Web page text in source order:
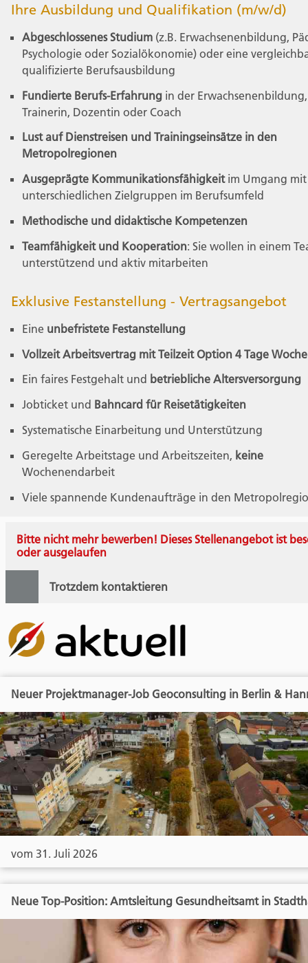
Ihre Ausbildung und Qualifikation (m/w/d)
Abgeschlossenes Studium (z.B. Erwachsenenbildung,
Psychologie oder Sozialökonomie) oder eine
qualifizierte Berufsausbildung
Fundierte Berufs-Erfahrung in der Erwachsenenbildung,
Trainerin, Dozentin oder Coach
Lust auf Dienstreisen und Trainingseinsätze in den
Metropolregionen
Ausgeprägte Kommunikationsfähigkeitim Umgang mit
unterschiedlichen Zielgruppen im Berufsumfeld
Methodische und didaktische Kompetenzen
Teamfähigkeit und Kooperation: Sie wollen in einem
unterstützend und aktiv mitarbeiten
Exklusive Festanstellung - Vertragsangebot
Eine unbefristete Festanstellung
Vollzeit Arbeitsvertrag mit Teilzeit Option 4 Tage Woche
Ein faires Festgehalt und betriebliche Altersversorgung
Jobticket und Bahncard für Reisetätigkeiten
Systematische Einarbeitung und Unterstützung
Geregelte Arbeitstage und Arbeitszeiten, keine
Wochenendarbeit
Viele spannende Kundenaufträge in den
Bitte nicht mehr bewerben! Dieses Stellenangebot ist
oder ausgelaufen
Trotzdem kontaktieren
Neuer Projektmanager-Job Geoconsulting in Berlin &
vom 31. Juli 2026
Neue Top-Position: Amtsleitung Gesundheitsamt in